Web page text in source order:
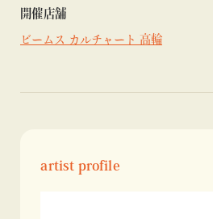
開催店舗
ビームス カルチャート 高輪
artist profile